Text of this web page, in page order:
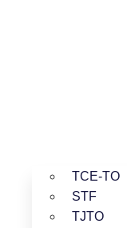
TCE-TO
STF
TJTO